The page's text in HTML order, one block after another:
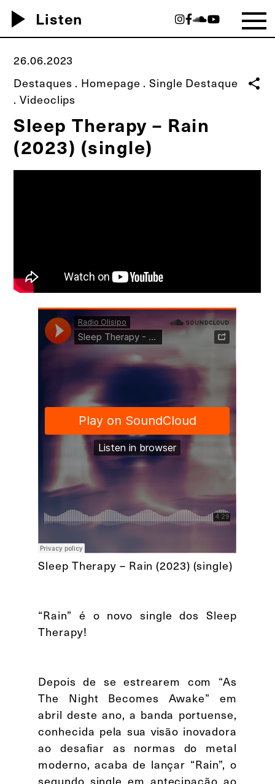
play_arrow Listen
26.06.2023
Destaques . Homepage .Single Destaque
.Videoclips
share
Sleep Therapy – Rain
(2023) (single)
Sleep Therapy – Rain (2023) (single)
“Rain” é o novo single dos Sleep
Therapy!
Depois de se estrearem com “As
The Night Becomes Awake” em
abril deste ano, a banda portuense,
conhecida pela sua visão inovadora
ao desafiar as normas do metal
moderno, acaba de lançar “Rain”, o